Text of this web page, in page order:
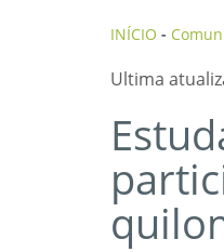
INÍCIO -
Ultima